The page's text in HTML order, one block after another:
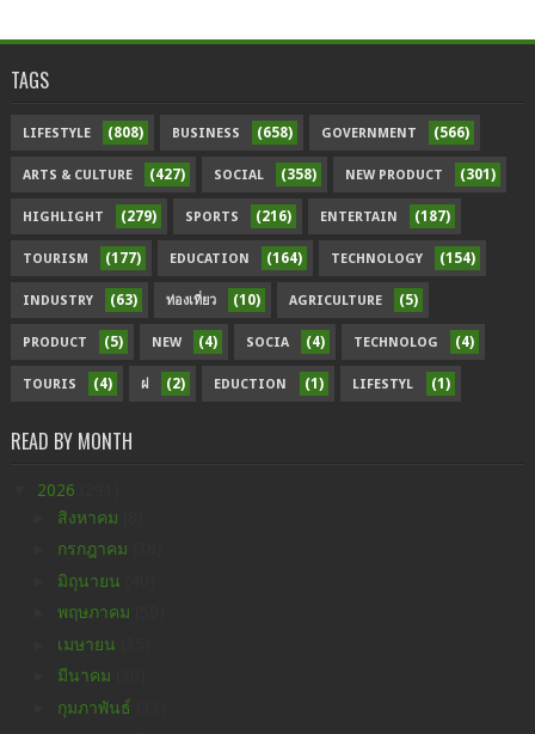
TAGS
LIFESTYLE (808) BUSINESS (658) GOVERNMENT (566)
ARTS & CULTURE (427) SOCIAL (358) NEW PRODUCT (301)
HIGHLIGHT (279) SPORTS (216) ENTERTAIN (187)
TOURISM (177) EDUCATION (164) TECHNOLOGY (154)
INDUSTRY (63) ท่องเที่ยว (10) AGRICULTURE (5)
PRODUCT (5) NEW (4) SOCIA (4) TECHNOLOG (4)
TOURIS (4) ฝ (2) EDUCTION (1) LIFESTYL (1)
READ BY MONTH
2026
สิงหาคม
กรกฎาคม
มิถุนายน
พฤษภาคม
เมษายน
มีนาคม
กุมภาพันธ์